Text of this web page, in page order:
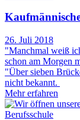
26. Juli 2018
"Manchmal weiß
schon am Morgen
"Über sieben
nicht bekannt.
Mehr erfahren
Berufsschule